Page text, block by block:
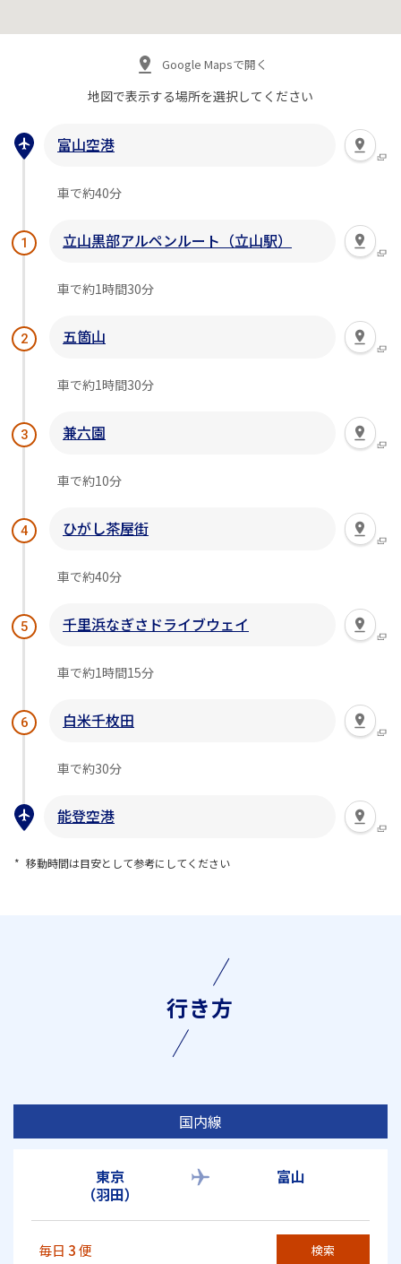
Google Mapsで開く
地図で表示する場所を選択してください
富山空港
車で約40分
1 立山黒部アルペンルート（立山駅）
車で約1時間30分
2 五箇山
車で約1時間30分
3 兼六園
車で約10分
4 ひがし茶屋街
車で約40分
5 千里浜なぎさドライブウェイ
車で約1時間15分
6 白米千枚田
車で約30分
能登空港
移動時間は目安として参考にしてください
行き方
国内線
東京
（羽田）
富山
毎日 3便 検索